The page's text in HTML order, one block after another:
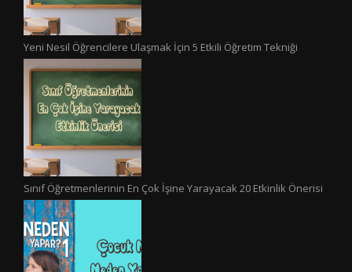
Yeni Nesil Öğrencilere Ulaşmak İçin 5 Etkili Öğretim Tekniği
Sınıf Öğretmenlerinin En Çok İşine Yarayacak 20 Etkinlik Önerisi